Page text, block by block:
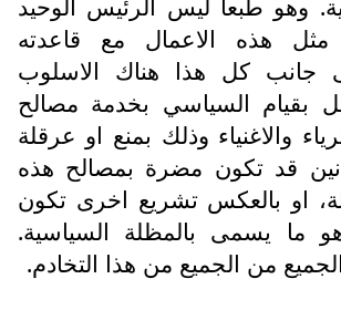
وهو طبعا ليس الرئيس الوحيد
هذه الاعمال مع قاعدته
جانب كل هذا هناك الاسلوب
بقيام السياسي بخدمة مصالح
والاغنياء وذلك بمنع او عرقلة
قد تكون مضرة بمصالح هذه
او بالعكس تشريع اخرى تكون
ما يسمى بالمظلة السياسية.
من الجميع من هذا التخادم.